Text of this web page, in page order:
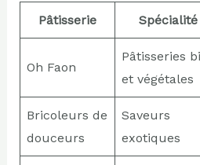
Pâtisserie Spécialité
Oh Faon
Pâtisseries
et végétales
Bricoleurs de
douceurs
Saveurs
exotiques